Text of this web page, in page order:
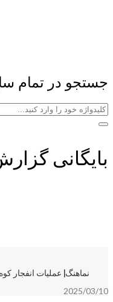
جستجو در تمام
بایگانی
نماهنگ| عملیات انفجار
2025/03/10